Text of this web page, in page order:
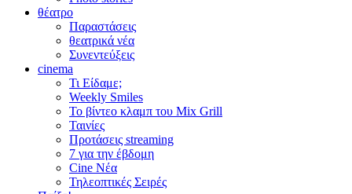
θέατρο
Παραστάσεις
θεατρικά νέα
Συνεντεύξεις
cinema
Τι Είδαμε;
Weekly Smiles
Το βίντεο κλαμπ του Mix Grill
Ταινίες
Προτάσεις streaming
7 για την έβδομη
Cine Νέα
Τηλεοπτικές Σειρές